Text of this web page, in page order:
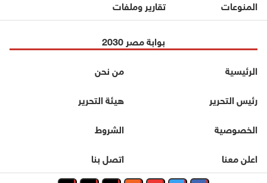
المنوعات
تقارير وملفات
بوابة مصر 2030
الرئيسية
من نحن
رئيس التحرير
هيئة التحرير
الخصوصية
الشروط
اعلن معنا
اتصل بنا